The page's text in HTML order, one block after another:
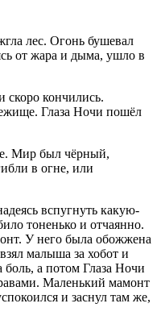
лес. Огонь бушевал
от жара и дыма, ушло в
кончились.
Глаза Ночи пошёл
Мир был чёрный,
в огне, или
вспугнуть какую-
тоненько и отчаянно.
У него была обожжена
малыша за хобот и
боль, а потом Глаза Ночи
Маленький мамонт
и заснул там же,